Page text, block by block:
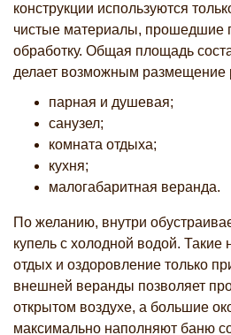
конструкции используются
чистые материалы, прошедшие
обработку. Общая площадь
делает возможным
парная и душевая;
санузел;
комната отдыха;
кухня;
малогабаритная веранда.
По желанию, внутри
купель с холодной водой. Такие
отдых и оздоровление только
внешней веранды позволяет
открытом воздухе, а большие
максимально наполняют баню